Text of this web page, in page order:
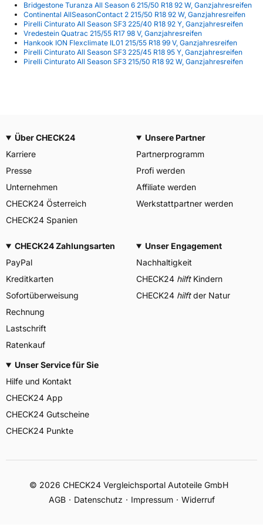
Bridgestone Turanza All Season 6 215/50 R18 92 W, Ganzjahresreifen
Continental AllSeasonContact 2 215/50 R18 92 W, Ganzjahresreifen
Pirelli Cinturato All Season SF3 225/40 R18 92 Y, Ganzjahresreifen
Vredestein Quatrac 215/55 R17 98 V, Ganzjahresreifen
Hankook ION Flexclimate IL01 215/55 R18 99 V, Ganzjahresreifen
Pirelli Cinturato All Season SF3 225/45 R18 95 Y, Ganzjahresreifen
Pirelli Cinturato All Season SF3 215/50 R18 92 W, Ganzjahresreifen
Über CHECK24
Karriere
Presse
Unternehmen
CHECK24 Österreich
CHECK24 Spanien
Unsere Partner
Partnerprogramm
Profi werden
Affiliate werden
Werkstattpartner werden
CHECK24 Zahlungsarten
PayPal
Kreditkarten
Sofortüberweisung
Rechnung
Lastschrift
Ratenkauf
Unser Engagement
Nachhaltigkeit
CHECK24 hilftKindern
CHECK24 hilftder Natur
Unser Service für Sie
Hilfe und Kontakt
CHECK24 App
CHECK24 Gutscheine
CHECK24 Punkte
© 2026 CHECK24 Vergleichsportal Autoteile GmbH
AGB
Datenschutz Impressum Widerruf